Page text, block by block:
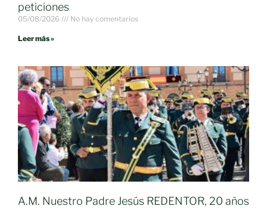
peticiones
05/08/2026 No hay comentarios
Leer más »
A.M. Nuestro Padre Jesús REDENTOR, 20 años